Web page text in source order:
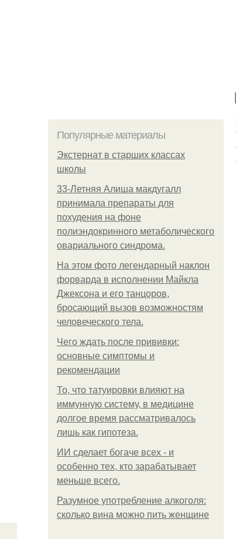
Популярные материалы
Экстернат в старших классах
школы
33-Летняя Алиша макдугалл
принимала препараты для
похудения на фоне
полиэндокринного метаболического
овариального синдрома.
На этом фото легендарный наклон
форварда в исполнении Майкла
Джексона и его танцоров,
бросающий вызов возможностям
человеческого тела.
Чего ждать после прививки:
основные симптомы и
рекомендации
То, что татуировки влияют на
иммунную систему, в медицине
долгое время рассматривалось
лишь как гипотеза.
ИИ сделает богаче всех - и
особенно тех, кто зарабатывает
меньше всего.
Разумное употребление алкоголя:
сколько вина можно пить женщине